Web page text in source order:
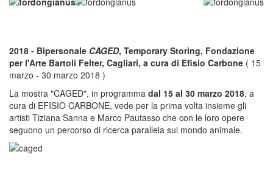
2018 - Bipersonale CAGED, Temporary Storing, Fondazione
per l'Arte Bartoli Felter, Cagliari, a cura di Efisio Carbone ( 15
marzo - 30 marzo 2018 )
La mostra "CAGED", in programma dal 15 al 30 marzo 2018, a
cura di EFISIO CARBONE, vede per la prima volta insieme gli
artisti Tiziana Sanna e Marco Pautasso che con le loro opere
seguono un percorso di ricerca parallela sul mondo animale.